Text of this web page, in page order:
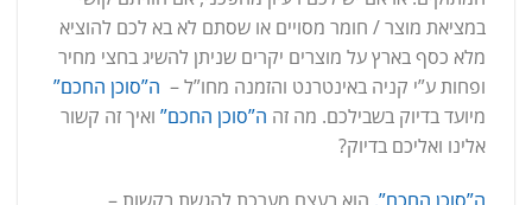
במציאת מוצר / חומר מסויים או שסתם לא בא לכם להוציא
מלא כסף בארץ על מוצרים יקרים שניתן להשיג בחצי מחיר
ופחות ע”י קניה באינטרנט והזמנה מחו”ל – ה”סוכן החכם”
מיועד בדיוק בשבילכם. מה זה ה”סוכן החכם” ואיך זה קשור
אלינו ואליכם בדיוק?